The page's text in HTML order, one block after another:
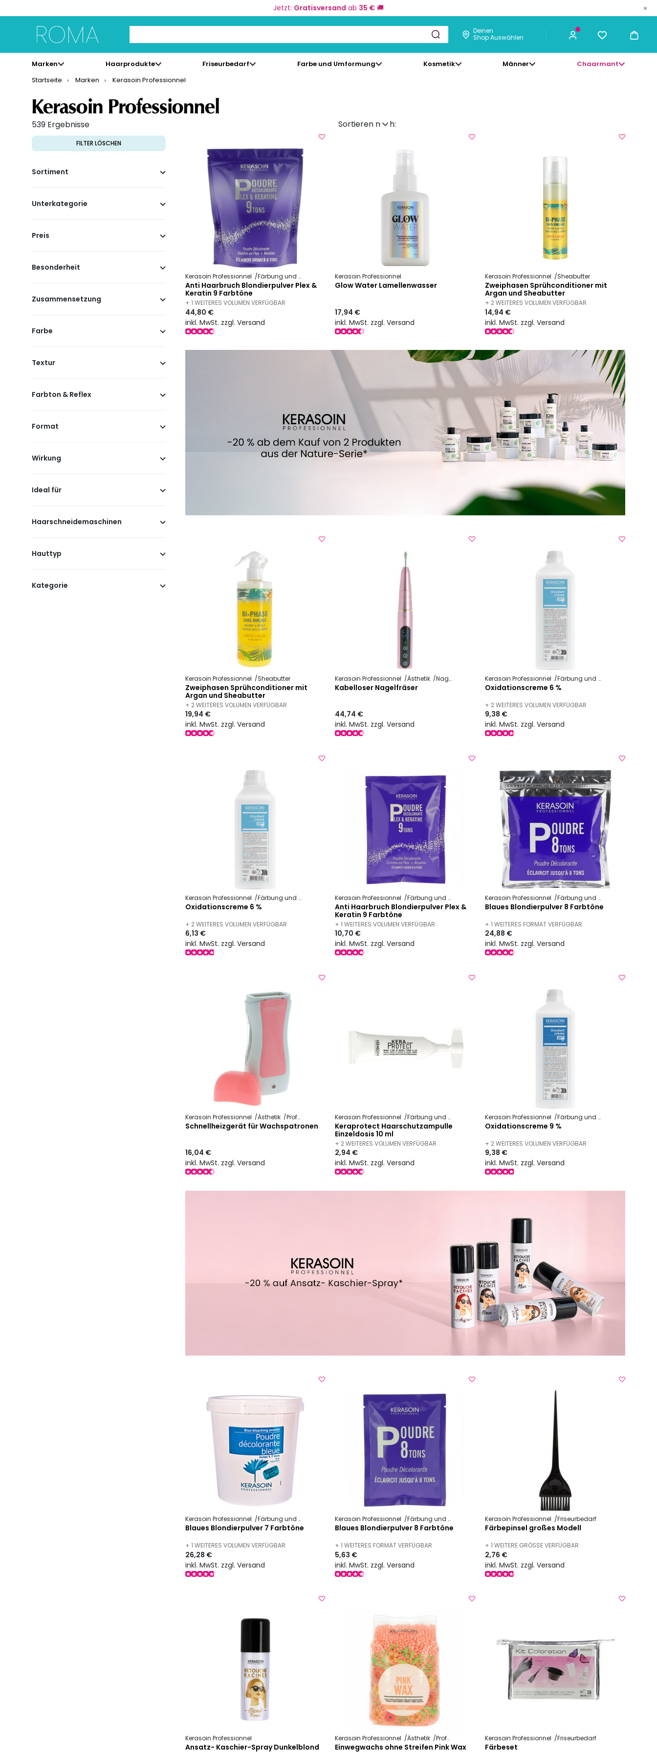
Jetzt: Gratisversand ab 35 € 🚚
Deinen
Shop Auswählen
Marken Haarprodukte Friseurbedarf Farbe und Umformung Kosmetik Männer
Chaarmant
Startseite
Marken Kerasoin Professionnel
Kerasoin Professionnel
Sortieren nach:
539 Ergebnisse
FILTER LÖSCHEN
Sortiment
Unterkategorie
Preis
Besonderheit
Zusammensetzung
Farbe
Textur
Farbton & Reflex
Format
Wirkung
Ideal für
Haarschneidemaschinen
Hauttyp
Kategorie
Kerasoin Professionnel Färbung und Technik Blondierpulver
Anti Haarbruch Blondierpulver Plex &
Keratin 9 Farbtöne
+ 1 WEITERES VOLUMEN VERFÜGBAR
44,80 €
inkl. MwSt. zzgl. Versand
Kerasoin Professionnel
Glow Water Lamellenwasser
17,94 €
inkl. MwSt. zzgl. Versand
Kerasoin Professionnel Sheabutter
Zweiphasen Sprühconditioner mit
Argan und Sheabutter
+ 2 WEITERES VOLUMEN VERFÜGBAR
14,94 €
inkl. MwSt. zzgl. Versand
Kerasoin Professionnel Sheabutter
Zweiphasen Sprühconditioner mit
Argan und Sheabutter
+ 2 WEITERES VOLUMEN VERFÜGBAR
19,94 €
inkl. MwSt. zzgl. Versand
Kerasoin Professionnel Ästhetik Nagelpflege
Kabelloser Nagelfräser
44,74 €
inkl. MwSt. zzgl. Versand
Kerasoin Professionnel Färbung und Technik
Oxidationscreme 6 %
+ 2 WEITERES VOLUMEN VERFÜGBAR
9,38 €
inkl. MwSt. zzgl. Versand
Kerasoin Professionnel Färbung und Technik Oxidationsmittel und Entwickler
Oxidationscreme 6 %
+ 2 WEITERES VOLUMEN VERFÜGBAR
6,13 €
inkl. MwSt. zzgl. Versand
Kerasoin Professionnel Färbung und Technik Blondierpulver
Anti Haarbruch Blondierpulver Plex &
Keratin 9 Farbtöne
+ 1 WEITERES VOLUMEN VERFÜGBAR
10,70 €
inkl. MwSt. zzgl. Versand
Kerasoin Professionnel Färbung und Technik
Blaues Blondierpulver 8 Farbtöne
+ 1 WEITERES FORMAT VERFÜGBAR
24,88 €
inkl. MwSt. zzgl. Versand
Kerasoin Professionnel Ästhetik Professionelle Haarentfernung
Schnellheizgerät für Wachspatronen
16,04 €
inkl. MwSt. zzgl. Versand
Kerasoin Professionnel Färbung und Technik
Keraprotect Haarschutzampulle
Einzeldosis 10 ml
+ 2 WEITERES VOLUMEN VERFÜGBAR
2,94 €
inkl. MwSt. zzgl. Versand
Kerasoin Professionnel Färbung und Technik
Oxidationscreme 9 %
+ 2 WEITERES VOLUMEN VERFÜGBAR
9,38 €
inkl. MwSt. zzgl. Versand
Kerasoin Professionnel Färbung und Technik Blondierpulver
Blaues Blondierpulver 7 Farbtöne
+ 1 WEITERES VOLUMEN VERFÜGBAR
26,28 €
inkl. MwSt. zzgl. Versand
Kerasoin Professionnel Färbung und Technik Blondierpulver
Blaues Blondierpulver 8 Farbtöne
+ 1 WEITERES FORMAT VERFÜGBAR
5,63 €
inkl. MwSt. zzgl. Versand
Kerasoin Professionnel Friseurbedarf
Färbepinsel großes Modell
+ 1 WEITERE GRÖSSE VERFÜGBAR
2,76 €
inkl. MwSt. zzgl. Versand
Kerasoin Professionnel
Ansatz- Kaschier-Spray Dunkelblond
Kerasoin Professionnel Ästhetik Professionelle Haarentfernung
Einwegwachs ohne Streifen Pink Wax
Kerasoin Professionnel Friseurbedarf
Färbeset